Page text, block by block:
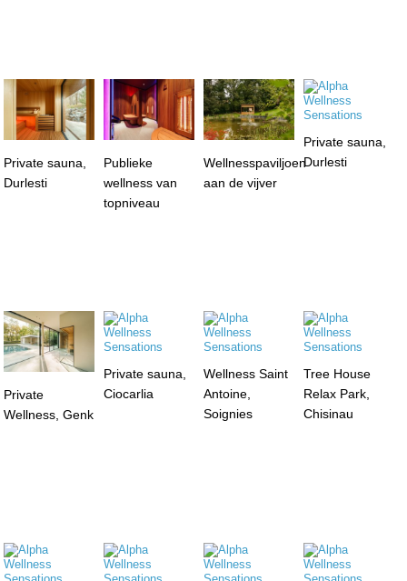
Private sauna,
Durlesti
Publieke
wellness van
topniveau
Wellnesspaviljoen
aan de vijver
Private sauna,
Durlesti
Private
Wellness, Genk
Private sauna,
Ciocarlia
Wellness Saint
Antoine,
Soignies
Tree House
Relax Park,
Chisinau